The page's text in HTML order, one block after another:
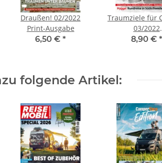
Draußen! 02/2022
Print-Ausgabe
6,50 € *
Traumziele für
03/2022
8,90 € *
folgende Artikel: